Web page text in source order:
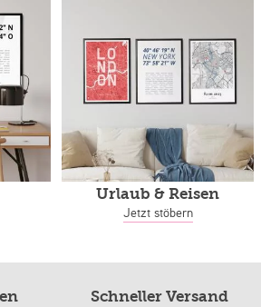
Urlaub & Reisen
Jetzt stöbern
Schneller Versand